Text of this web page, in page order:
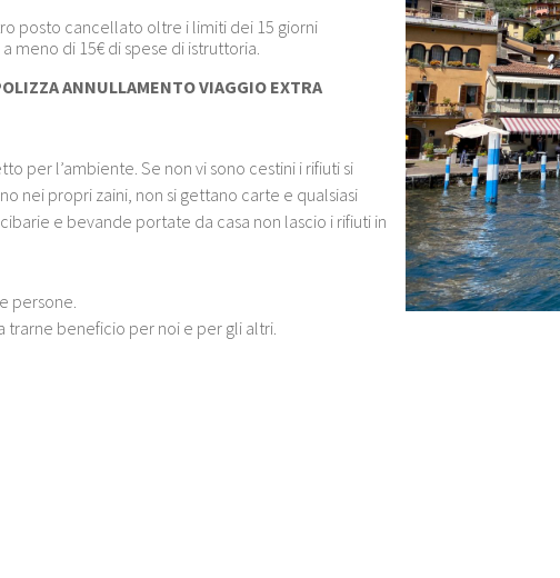
posto cancellato oltre i limiti dei 15 giorni
meno di 15€ di spese di istruttoria.
ANNULLAMENTO VIAGGIO EXTRA
per l’ambiente. Se non vi sono cestini i rifiuti si
nei propri zaini, non si gettano carte e qualsiasi
e bevande portate da casa non lascio i rifiuti in
persone.
trarne beneficio per noi e per gli altri.